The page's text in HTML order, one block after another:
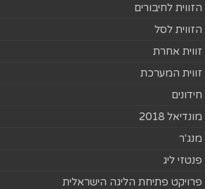
הזווית לחיבורים
הזווית לסל
זווית אחרת
זווית המערכת
חידונים
מונדיאל 2018
מנג'ר
פנטזי ליג
פרויקט פתיחת הליגה הישראלית